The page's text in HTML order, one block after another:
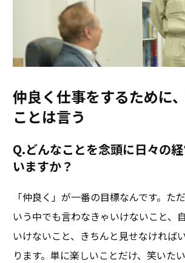
仲良く仕事をするために
ことは言う
Q.どんなことを念頭に日々の
いますか？
「仲良く」が一番の目標なんです。た
いう中でも言わなきゃいけないこと、
いけないこと、きちんと見せなければ
ります。単に楽しいことだけ、笑いた